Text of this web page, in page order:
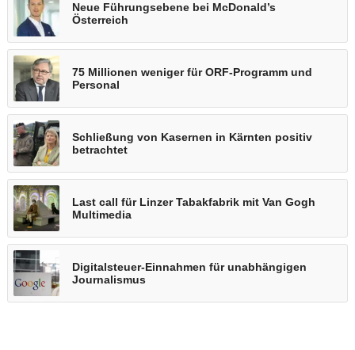
Neue Führungsebene bei McDonald’s
Österreich
75 Millionen weniger für ORF-Programm und
Personal
Schließung von Kasernen in Kärnten positiv
betrachtet
Last call für Linzer Tabakfabrik mit Van Gogh
Multimedia
Digitalsteuer-Einnahmen für unabhängigen
Journalismus